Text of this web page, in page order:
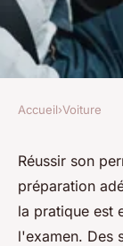
Réussir
Maria•7 janvier
Accueil›Voiture
Réussir son
préparation
la pratique est
l'examen. Des